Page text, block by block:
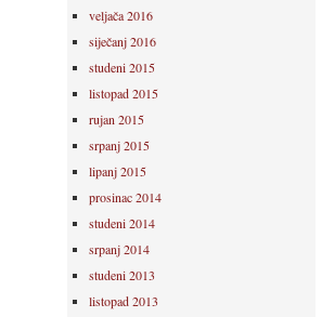
veljača 2016
siječanj 2016
studeni 2015
listopad 2015
rujan 2015
srpanj 2015
lipanj 2015
prosinac 2014
studeni 2014
srpanj 2014
studeni 2013
listopad 2013